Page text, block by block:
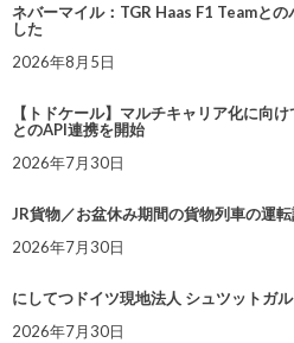
ネバーマイル：TGR Haas F1 Teamと
した
2026年8月5日
【トドケール】マルチキャリア化に向
とのAPI連携を開始
2026年7月30日
JR貨物／お盆休み期間の貨物列車の運
2026年7月30日
にしてつドイツ現地法人 シュツットガ
2026年7月30日